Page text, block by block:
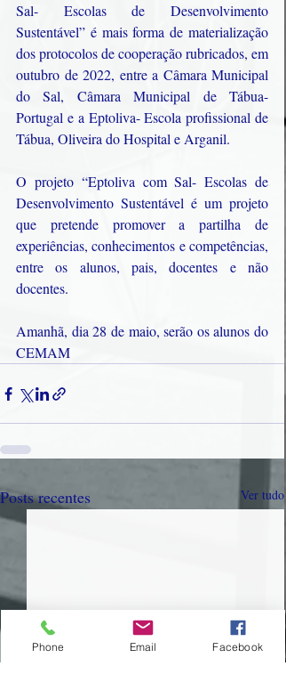
Sal- Escolas de Desenvolvimento
Sustentável” é mais forma de materialização
dos protocolos de cooperação rubricados, em
outubro de 2022, entre a Câmara Municipal
do Sal, Câmara Municipal de Tábua-
Portugal e a Eptoliva- Escola profissional de
Tábua, Oliveira do Hospital e Arganil.
O projeto “Eptoliva com Sal- Escolas de
Desenvolvimento Sustentável é um projeto
que pretende promover a partilha de
experiências, conhecimentos e competências,
entre os alunos, pais, docentes e não
docentes.
Amanhã, dia 28 de maio, serão os alunos do
CEMAM
Posts recentes Ver tudo
Phone Email Facebook